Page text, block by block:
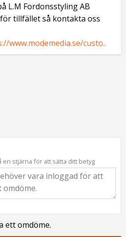
L.M Fordonsstyling AB
tillfället så kontakta oss
www.modemedia.se/custo..
en stjärna för att sätta ditt betyg
ett omdöme.